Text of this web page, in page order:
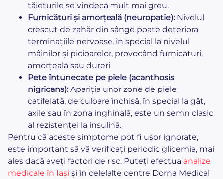
tăieturile se vindecă mult mai greu.
Furnicături și amorțeală (neuropatie):Nivelul
crescut de zahăr din sânge poate deteriora
terminațiile nervoase, în special la nivelul
mâinilor și picioarelor, provocând furnicături,
amorțeală sau dureri.
Pete întunecate pe piele (acanthosis
nigricans):Apariția unor zone de piele
catifelată, de culoare închisă, în special la gât,
axile sau în zona inghinală, este un semn clasic
al rezistenței la insulină.
Pentru că aceste simptome pot fi ușor ignorate,
este important să vă verificați periodic glicemia, mai
ales dacă aveți factori de risc. Puteți efectua analize
medicale în Iași și în celelalte centre Dorna Medical